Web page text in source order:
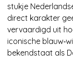
stukje
direct karakter
vervaardigd uit
iconische
bekendstaat als